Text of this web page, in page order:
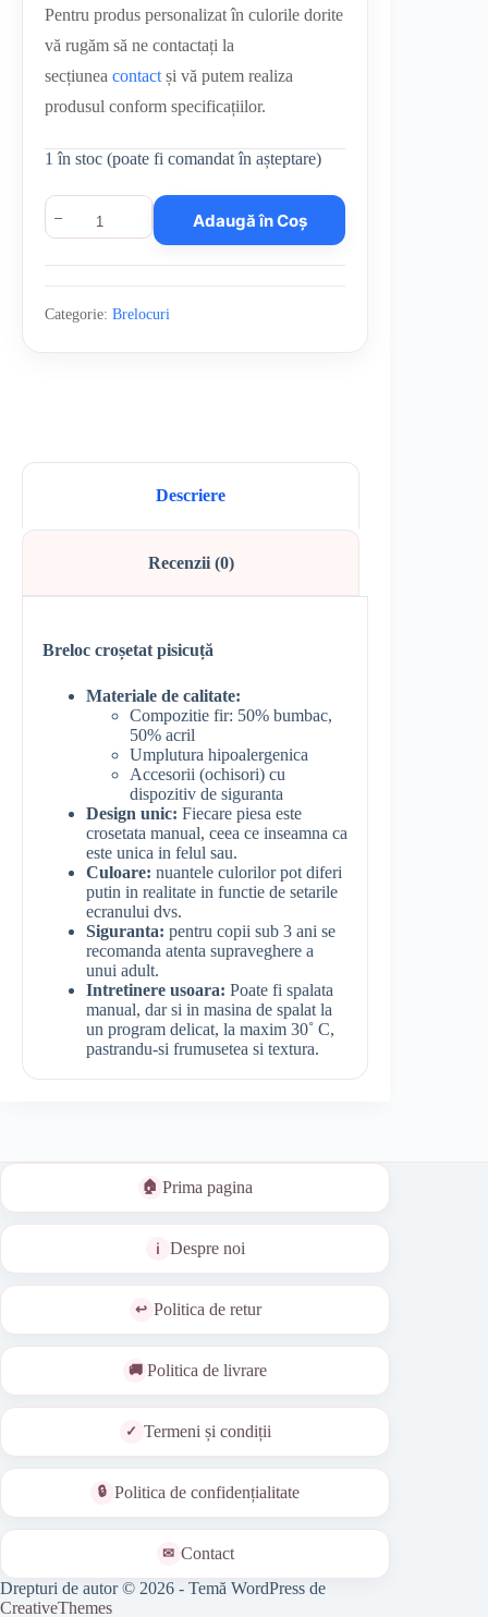
Pentru produs personalizat în culorile dorite
vă rugăm să ne contactați la
secțiunea contact și vă putem realiza
produsul conform specificațiilor.
1 în stoc (poate fi comandat în așteptare)
Cantitate
Breloc
croșetat
Adaugă în Coș
Categorie: Brelocuri
Descriere
Recenzii (0)
Breloc croșetat pisicuță
Materiale de calitate:
Compozitie fir: 50% bumbac,
50% acril
Umplutura hipoalergenica
Accesorii (ochisori) cu
dispozitiv de siguranta
Design unic: Fiecare piesa este
crosetata manual, ceea ce inseamna ca
este unica in felul sau.
Culoare: nuantele culorilor pot diferi
putin in realitate in functie de setarile
ecranului dvs.
Siguranta: pentru copii sub 3 ani se
recomanda atenta supraveghere a
unui adult.
Intretinere usoara: Poate fi spalata
manual, dar si in masina de spalat la
un program delicat, la maxim 30˚ C,
pastrandu-si frumusetea si textura.
Prima pagina
Despre noi
Politica de retur
Politica de livrare
Termeni și condiții
Politica de confidențialitate
Contact
Drepturi de autor © 2026 - Temă WordPress de
CreativeThemes